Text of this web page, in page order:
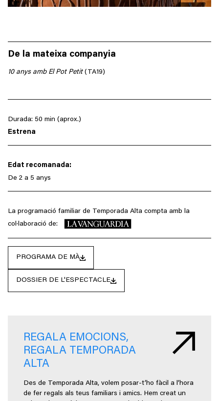
De la mateixa companyia
10 anys amb El Pot Petit(TA19)
Durada: 50 min (aprox.)
Estrena
Edat recomanada:
De 2 a 5 anys
La programació familiar de Temporada Alta compta amb la
col·laboració de:
PROGRAMA DE MÀ
DOSSIER DE L'ESPECTACLE
REGALA EMOCIONS,
REGALA TEMPORADA
ALTA
Des de Temporada Alta, volem posar-t’ho fàcil a l’hora
de fer regals als teus familiars i amics. Hem creat un